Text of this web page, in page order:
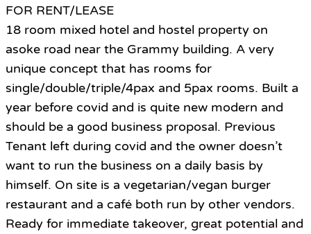
FOR RENT/LEASE
18 room mixed hotel and hostel property on
asoke road near the Grammy building. A very
unique concept that has rooms for
single/double/triple/4pax and 5pax rooms. Built a
year before covid and is quite new modern and
should be a good business proposal. Previous
Tenant left during covid and the owner doesn’t
want to run the business on a daily basis by
himself. On site is a vegetarian/vegan burger
restaurant and a café both run by other vendors.
Ready for immediate takeover, great potential and